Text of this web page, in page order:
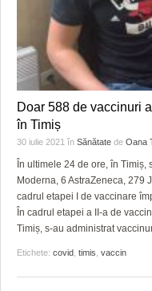
Doar 588 de vaccinuri
în Timiș
30 iulie 2021 în Sănătate de Oana
În ultimele 24 de ore, în Timiș,
Moderna, 6 AstraZeneca, 279
cadrul etapei I de vaccinare
În cadrul etapei a II-a de
Timiș, s-au administrat
Etichete: covid timis vaccin